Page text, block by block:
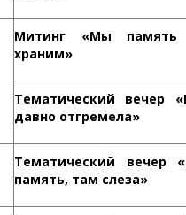
Митинг «Мы память
храним»
Тематический вечер
давно отгремела»
Тематический вечер
память, там слеза»